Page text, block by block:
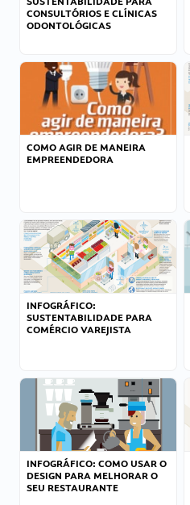
CONSULTÓRIOS E CLÍNICAS
ODONTOLÓGICAS
COMO AGIR DE MANEIRA
EMPREENDEDORA
INFOGRÁFICO:
SUSTENTABILIDADE PARA
COMÉRCIO VAREJISTA
INFOGRÁFICO: COMO USAR O
DESIGN PARA MELHORAR O
SEU RESTAURANTE